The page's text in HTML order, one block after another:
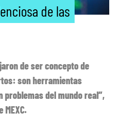
de las
de ser concepto de
son herramientas
del mundo real”,
MEXC.